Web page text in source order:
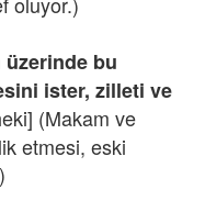
bu
ister, zilleti ve
(Makam ve
etmesi, eski